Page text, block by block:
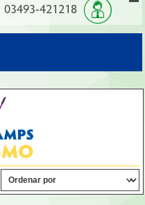
03493-421218
2
3
5
6